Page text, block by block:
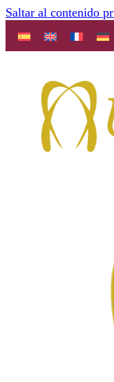
Saltar al contenido